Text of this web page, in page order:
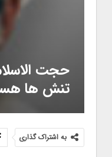
حجت
تنش ها
به اشتراک گذاری